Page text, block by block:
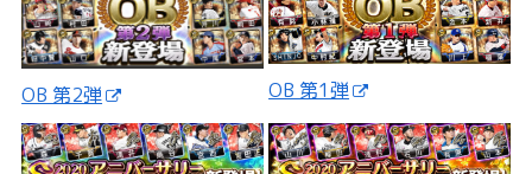
OB 第2弾 OB 第1弾